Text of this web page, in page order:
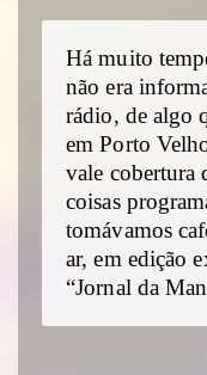
Há muito
não era
rádio, de algo
em Porto
vale cobertura
coisas
tomávamos
ar, em edição
“Jornal da